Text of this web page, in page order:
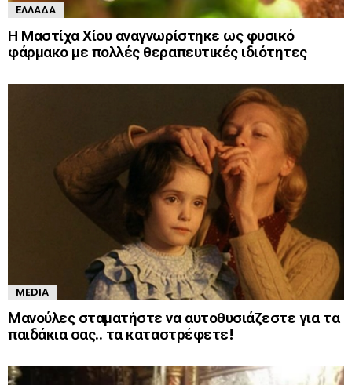
ΕΛΛΆΔΑ
Η Μαστίχα Χίου αναγνωρίστηκε ως φυσικό
φάρμακο με πολλές θεραπευτικές ιδιότητες
MEDIA
Mανούλες σταματήστε να αυτοθυσιάζεστε για τα
παιδάκια σας.. τα καταστρέφετε!